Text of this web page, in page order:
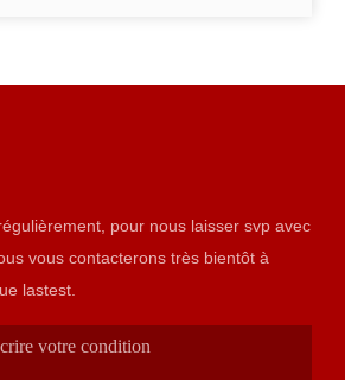
pour nous laisser svp avec
vous contacterons très bientôt à
lastest.